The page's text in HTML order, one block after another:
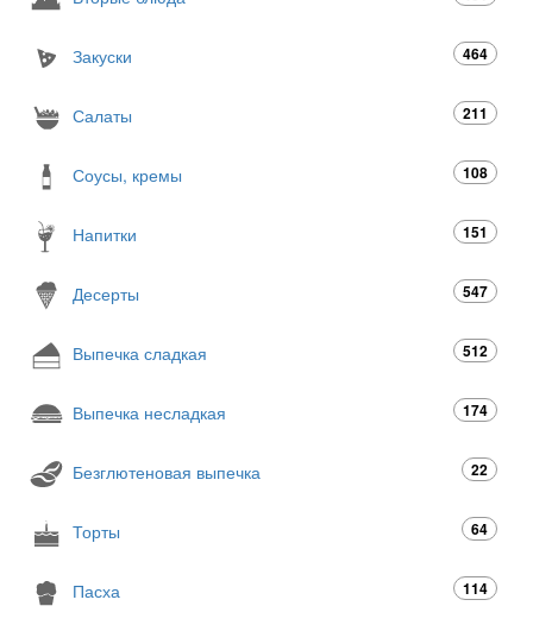
Закуски 464
Салаты 211
Соусы, кремы 108
Напитки 151
Десерты 547
Выпечка сладкая 512
Выпечка несладкая 174
Безглютеновая выпечка 22
Торты 64
Пасха 114